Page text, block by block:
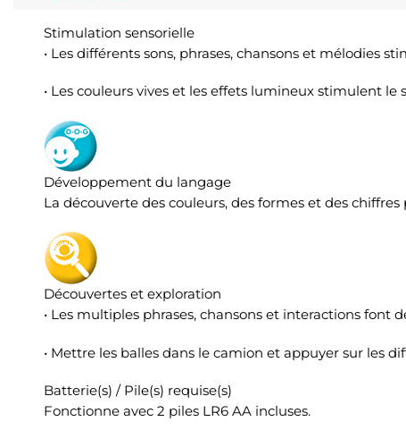
Stimulation sensorielle
• Les différents sons, phrases, chansons et mélodies
• Les couleurs vives et les effets lumineux stimulent le
Développement du langage
La découverte des couleurs, des formes et des
Découvertes et exploration
• Les multiples phrases, chansons et interactions font
• Mettre les balles dans le camion et appuyer sur les
Batterie(s) / Pile(s) requise(s)
Fonctionne avec 2 piles LR6 AA incluses.